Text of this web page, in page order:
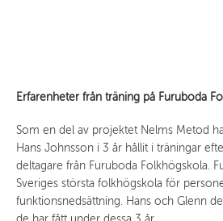
Erfarenheter från träning på Furuboda
Som en del av projektet Nelms Metod
Hans Johnsson i 3 år hållit i träningar
deltagare från Furuboda Folkhögskola.
Sveriges största folkhögskola för
funktionsnedsättning. Hans och Glenn